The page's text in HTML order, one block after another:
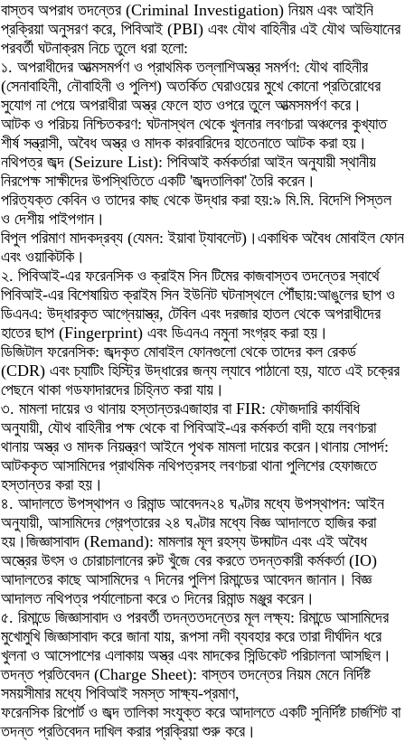
বাস্তব অপরাধ তদন্তের (Criminal Investigation) নিয়ম এবং আইনি
প্রক্রিয়া অনুসরণ করে, পিবিআই (PBI) এবং যৌথ বাহিনীর এই যৌথ অভিযানের
পরবর্তী ঘটনাক্রম নিচে তুলে ধরা হলো:
১. অপরাধীদের আত্মসমর্পণ ও প্রাথমিক তল্লাশিঅস্ত্র সমর্পণ: যৌথ বাহিনীর
(সেনাবাহিনী, নৌবাহিনী ও পুলিশ) অতর্কিত ঘেরাওয়ের মুখে কোনো প্রতিরোধের
সুযোগ না পেয়ে অপরাধীরা অস্ত্র ফেলে হাত ওপরে তুলে আত্মসমর্পণ করে।
আটক ও পরিচয় নিশ্চিতকরণ: ঘটনাস্থল থেকে খুলনার লবণচরা অঞ্চলের কুখ্যাত
শীর্ষ সন্ত্রাসী, অবৈধ অস্ত্র ও মাদক কারবারিদের হাতেনাতে আটক করা হয়।
নথিপত্র জব্দ (Seizure List): পিবিআই কর্মকর্তারা আইন অনুযায়ী স্থানীয়
নিরপেক্ষ সাক্ষীদের উপস্থিতিতে একটি 'জব্দতালিকা' তৈরি করেন।
পরিত্যক্ত কেবিন ও তাদের কাছ থেকে উদ্ধার করা হয়:৯ মি.মি. বিদেশি পিস্তল
ও দেশীয় পাইপগান।
বিপুল পরিমাণ মাদকদ্রব্য (যেমন: ইয়াবা ট্যাবলেট)।একাধিক অবৈধ মোবাইল ফোন
এবং ওয়াকিটকি।
২. পিবিআই-এর ফরেনসিক ও ক্রাইম সিন টিমের কাজবাস্তব তদন্তের স্বার্থে
পিবিআই-এর বিশেষায়িত ক্রাইম সিন ইউনিট ঘটনাস্থলে পৌঁছায়:আঙুলের ছাপ ও
ডিএনএ: উদ্ধারকৃত আগ্নেয়াস্ত্র, টেবিল এবং দরজার হাতল থেকে অপরাধীদের
হাতের ছাপ (Fingerprint) এবং ডিএনএ নমুনা সংগ্রহ করা হয়।
ডিজিটাল ফরেনসিক: জব্দকৃত মোবাইল ফোনগুলো থেকে তাদের কল রেকর্ড
(CDR) এবং চ্যাটিং হিস্ট্রি উদ্ধারের জন্য ল্যাবে পাঠানো হয়, যাতে এই চক্রের
পেছনে থাকা গডফাদারদের চিহ্নিত করা যায়।
৩. মামলা দায়ের ও থানায় হস্তান্তরএজাহার বা FIR: ফৌজদারি কার্যবিধি
অনুযায়ী, যৌথ বাহিনীর পক্ষ থেকে বা পিবিআই-এর কর্মকর্তা বাদী হয়ে লবণচরা
থানায় অস্ত্র ও মাদক নিয়ন্ত্রণ আইনে পৃথক মামলা দায়ের করেন।থানায় সোপর্দ:
আটককৃত আসামিদের প্রাথমিক নথিপত্রসহ লবণচরা থানা পুলিশের হেফাজতে
হস্তান্তর করা হয়।
৪. আদালতে উপস্থাপন ও রিমান্ড আবেদন২৪ ঘণ্টার মধ্যে উপস্থাপন: আইন
অনুযায়ী, আসামিদের গ্রেপ্তারের ২৪ ঘণ্টার মধ্যে বিজ্ঞ আদালতে হাজির করা
হয়।জিজ্ঞাসাবাদ (Remand): মামলার মূল রহস্য উদ্ঘাটন এবং এই অবৈধ
অস্ত্রের উৎস ও চোরাচালানের রুট খুঁজে বের করতে তদন্তকারী কর্মকর্তা (IO)
আদালতের কাছে আসামিদের ৭ দিনের পুলিশ রিমান্ডের আবেদন জানান। বিজ্ঞ
আদালত নথিপত্র পর্যালোচনা করে ৩ দিনের রিমান্ড মঞ্জুর করেন।
৫. রিমান্ডে জিজ্ঞাসাবাদ ও পরবর্তী তদন্ততদন্তের মূল লক্ষ্য: রিমান্ডে আসামিদের
মুখোমুখি জিজ্ঞাসাবাদ করে জানা যায়, রূপসা নদী ব্যবহার করে তারা দীর্ঘদিন ধরে
খুলনা ও আসেপাশের এলাকায় অস্ত্র এবং মাদকের সিন্ডিকেট পরিচালনা আসছিল।
তদন্ত প্রতিবেদন (Charge Sheet): বাস্তব তদন্তের নিয়ম মেনে নির্দিষ্ট
সময়সীমার মধ্যে পিবিআই সমস্ত সাক্ষ্য-প্রমাণ,
ফরেনসিক রিপোর্ট ও জব্দ তালিকা সংযুক্ত করে আদালতে একটি সুনির্দিষ্ট চার্জশিট বা
তদন্ত প্রতিবেদন দাখিল করার প্রক্রিয়া শুরু করে।